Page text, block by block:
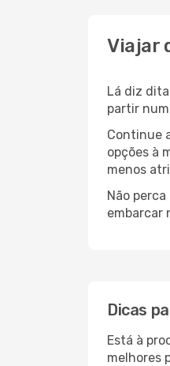
Viajar
Lá diz
partir
Continue
opções à
menos
Não
embarcar
Dicas
Está à
melhores